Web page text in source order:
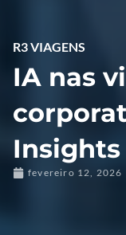
R3 VIAGENS
IA nas
Insights
fevereiro 12, 2026